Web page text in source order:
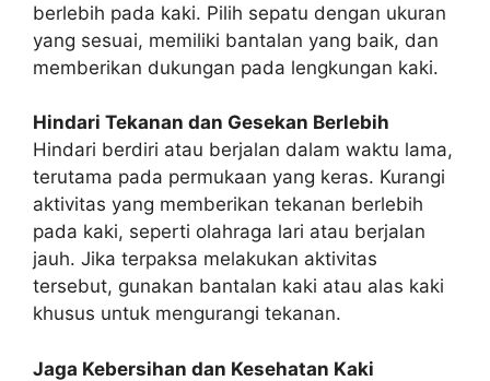
berlebih pada kaki. Pilih sepatu dengan ukuran
yang sesuai, memiliki bantalan yang baik, dan
memberikan dukungan pada lengkungan kaki.
Hindari Tekanan dan Gesekan Berlebih
Hindari berdiri atau berjalan dalam waktu lama,
terutama pada permukaan yang keras. Kurangi
aktivitas yang memberikan tekanan berlebih
pada kaki, seperti olahraga lari atau berjalan
jauh. Jika terpaksa melakukan aktivitas
tersebut, gunakan bantalan kaki atau alas kaki
khusus untuk mengurangi tekanan.
Jaga Kebersihan dan Kesehatan Kaki